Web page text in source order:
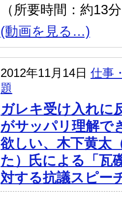
（所要時間：約13
(動画を見る…)
2012年11月14日 仕事
題
ガレキ受け入れに
がサッパリ理解で
欲しい、木下黄太
た）氏による「瓦
対する抗議スピー